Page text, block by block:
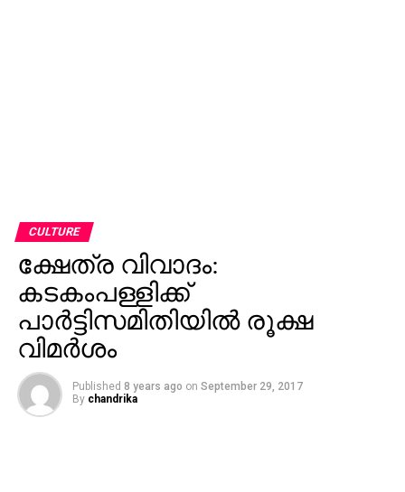
CULTURE
ക്ഷേത്ര വിവാദം:
കടകംപള്ളിക്ക്
പാര്‍ട്ടിസമിതിയില്‍ രൂക്ഷ
വിമര്‍ശം
Published 8 years ago on September 29, 2017
By chandrika